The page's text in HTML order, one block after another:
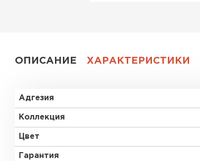
ОПИСАНИЕ ХАРАКТЕРИСТИКИ
Адгезия
Коллекция
Цвет
Гарантия